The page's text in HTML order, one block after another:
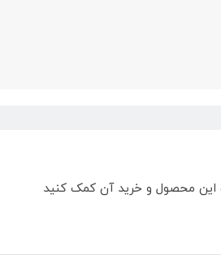
این محصول و خرید آن کمک کنید